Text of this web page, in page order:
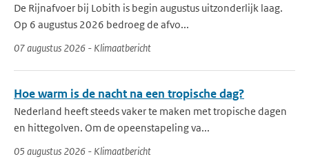
De Rijnafvoer bij Lobith is begin augustus uitzonderlijk laag.
Op 6 augustus 2026 bedroeg de afvo...
07 augustus 2026 - Klimaatbericht
Hoe warm is de nacht na een tropische dag?
Nederland heeft steeds vaker te maken met tropische dagen
en hittegolven. Om de opeenstapeling va...
05 augustus 2026 - Klimaatbericht